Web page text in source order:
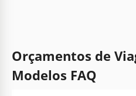
Orçamentos de
Modelos FAQ